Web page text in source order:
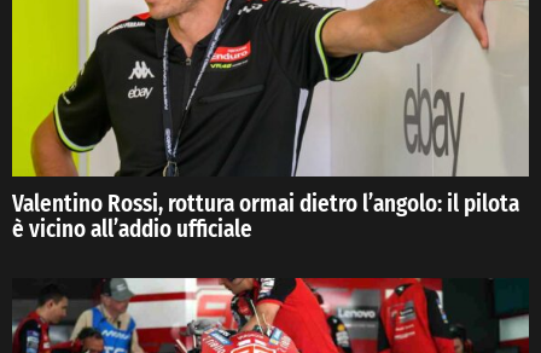
Valentino Rossi, rottura ormai dietro l’angolo: il pilota
è vicino all’addio ufficiale